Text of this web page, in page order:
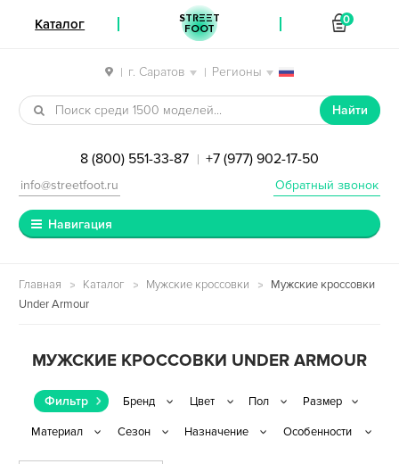
| г. Саратов | Регионы
Перейти к навигации
Перейти к содержимому
Найти
8 (800) 551-33-87 | +7 (977) 902-17-50
Обратный звонок
info@streetfoot.ru
Навигация
Главная Каталог Мужские кроссовки
Мужские кроссовки
Under Armour
МУЖСКИЕ КРОССОВКИ UNDER ARMOUR
Фильтр
Каталог STREET
FOOT
0